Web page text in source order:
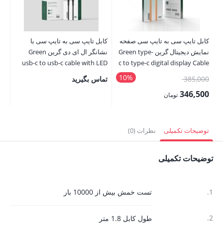
کابل تایپ سی به تایپ سی صفحه
نمایش دیجیتال گرین Green type-
c to type-c digital display Cable
10% 385,000قیمت
اصلی:346,500 تومان
346,500 تومان.
کابل تایپ سی به تایپ سی با
نشانگر ال ای دی گرین Green
usb-c to usb-c cable with LED
indicator
تماس بگیرید
توضیحات تکمیلی نظرات (0)
توضیحات تکمیلی
1. تست خمش بیش از 10000 بار
2. طول کابل 1.8 متر